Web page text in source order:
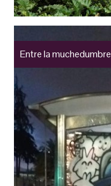
Entre la muchedumbre